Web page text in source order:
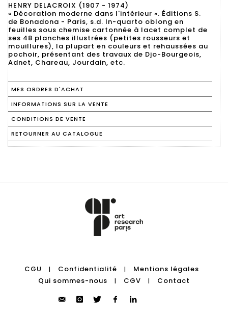
HENRY DELACROIX (1907 - 1974)
« Décoration moderne dans l'intérieur ». Éditions S.
de Bonadona - Paris, s.d. In-quarto oblong en
feuilles sous chemise cartonnée à lacet complet de
ses 48 planches illustrées (petites rousseurs et
mouillures), la plupart en couleurs et rehaussées au
pochoir, présentant des travaux de Djo-Bourgeois,
MES ORDRES D'ACHAT
INFORMATIONS SUR LA VENTE
CONDITIONS DE VENTE
RETOURNER AU CATALOGUE
CGU | Confidentialité |
Mentions légales
Qui sommes-nous
| CGV | Contact